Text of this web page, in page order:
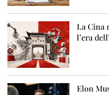
La Cina
l’era
Elon